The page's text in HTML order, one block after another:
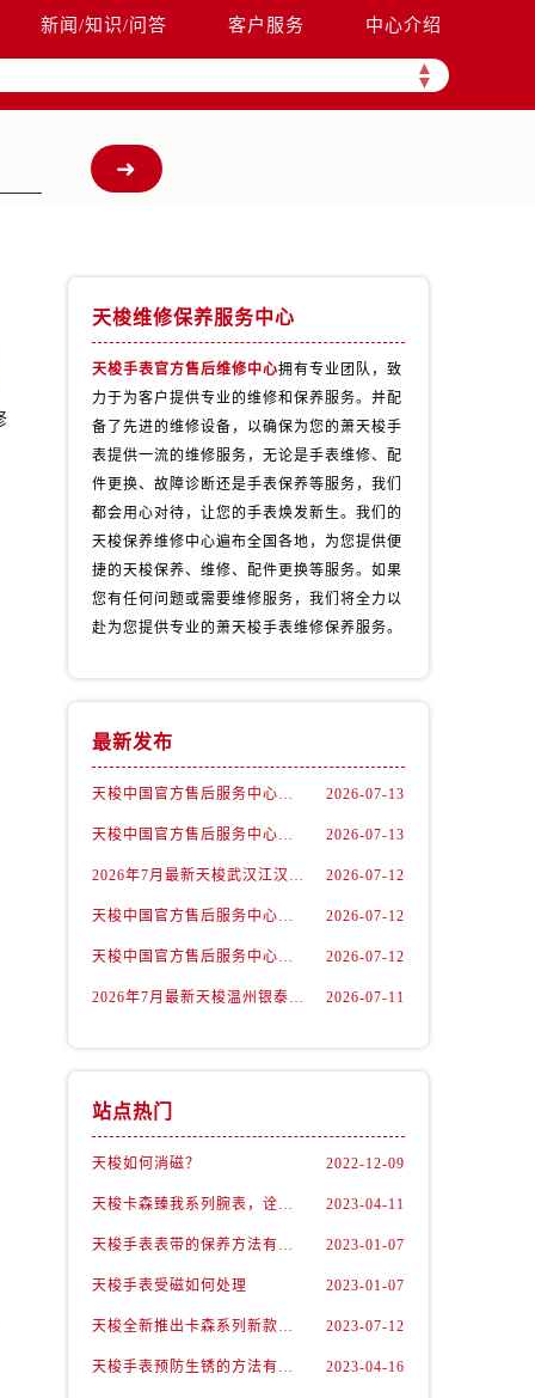
新闻/知识/问答 客户服务 中心介绍
▲
▼
天梭维修保养服务中心
天梭手表官方售后维修中心拥有专业团队，致
力于为客户提供专业的维修和保养服务。并配
备了先进的维修设备，以确保为您的萧天梭手
表提供一流的维修服务，无论是手表维修、配
件更换、故障诊断还是手表保养等服务，我们
都会用心对待，让您的手表焕发新生。我们的
天梭保养维修中心遍布全国各地，为您提供便
捷的天梭保养、维修、配件更换等服务。如果
您有任何问题或需要维修服务，我们将全力以
赴为您提供专业的萧天梭手表维修保养服务。
最新发布
天梭中国官方售后服务中心｜最新地址与24小时服务电话权威信息通告（2026年7月最新） 2026-07-13
天梭中国官方售后服务中心｜详细热线电话及全部网点地址权威信息通知（2026年7月最新） 2026-07-13
2026年7月最新天梭武汉江汉路印象城维修保养服务电话 2026-07-12
天梭中国官方售后服务中心｜最新地址及官方客服热线权威信息通告（2026年7月最新） 2026-07-12
天梭中国官方售后服务中心｜详细地址与售后热线权威信息通知（2026年7月最新） 2026-07-12
2026年7月最新天梭温州银泰百货瓯海店维修保养服务电话 2026-07-11
站点热门
天梭如何消磁？ 2022-12-09
天梭卡森臻我系列腕表，诠释着新青年的生活态度 2023-04-11
天梭手表表带的保养方法有哪些？ 2023-01-07
天梭手表受磁如何处理 2023-01-07
天梭全新推出卡森系列新款腕表 2023-07-12
天梭手表预防生锈的方法有什么？（预防方法） 2023-04-16